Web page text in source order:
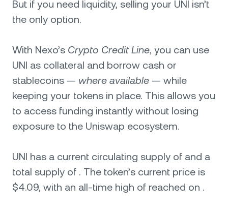
But if you need liquidity, selling your UNI isn’t
the only option.
With Nexo’s Crypto Credit Line, you can use
UNI as collateral and borrow cash or
stablecoins — where available — while
keeping your tokens in place. This allows you
to access funding instantly without losing
exposure to the Uniswap ecosystem.
UNI has a current circulating supply of and a
total supply of . The token’s current price is
$4.09, with an all-time high of reached on .